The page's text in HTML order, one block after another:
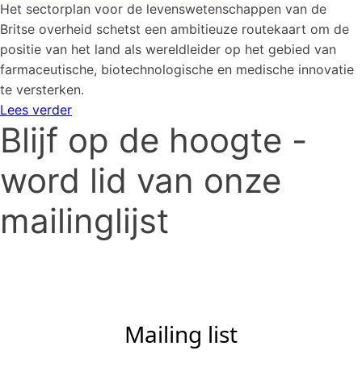
Het sectorplan voor de levenswetenschappen van de
Britse overheid schetst een ambitieuze routekaart om de
positie van het land als wereldleider op het gebied van
farmaceutische, biotechnologische en medische innovatie
te versterken.
Lees verder
Blijf op de hoogte -
word lid van onze
mailinglijst
Mailing list